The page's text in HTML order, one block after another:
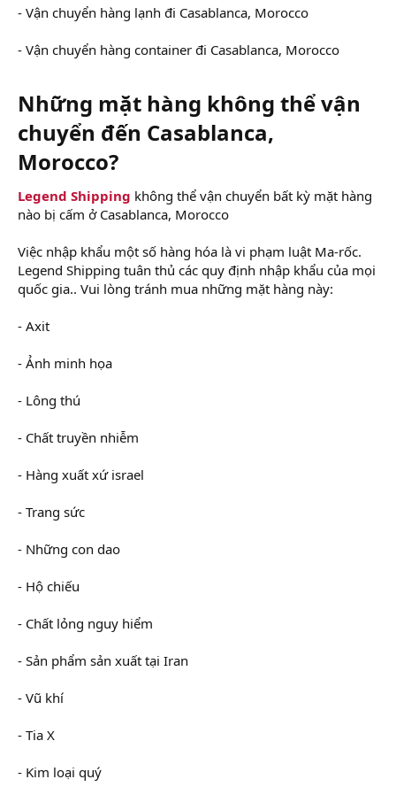
- Vận chuyển hàng lạnh đi Casablanca, Morocco
- Vận chuyển hàng container đi Casablanca, Morocco
Những mặt hàng không thể vận
chuyển đến Casablanca,
Morocco?
Legend Shipping không thể vận chuyển bất kỳ mặt hàng
nào bị cấm ở Casablanca, Morocco
Việc nhập khẩu một số hàng hóa là vi phạm luật Ma-rốc.
Legend Shipping tuân thủ các quy định nhập khẩu của mọi
quốc gia.. Vui lòng tránh mua những mặt hàng này:
- Axit
- Ảnh minh họa
- Lông thú
- Chất truyền nhiễm
- Hàng xuất xứ israel
- Trang sức
- Những con dao
- Hộ chiếu
- Chất lỏng nguy hiểm
- Sản phẩm sản xuất tại Iran
- Vũ khí
- Tia X
- Kim loại quý